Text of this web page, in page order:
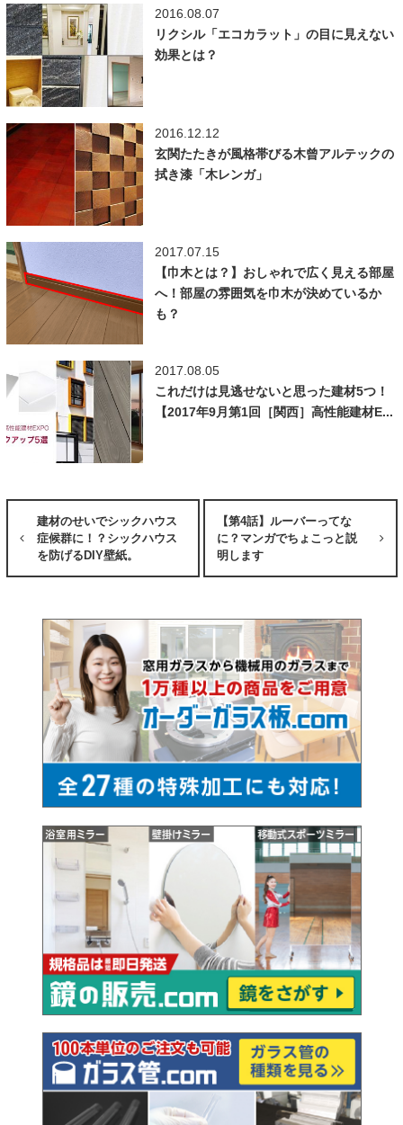
2016.08.07
リクシル「エコカラット」の目に見えない
効果とは？
2016.12.12
玄関たたきが風格帯びる木曾アルテックの
拭き漆「木レンガ」
2017.07.15
【巾木とは？】おしゃれで広く見える部屋
へ！部屋の雰囲気を巾木が決めているか
も？
2017.08.05
これだけは見逃せないと思った建材5つ！
【2017年9月第1回［関西］高性能建材E...
建材のせいでシックハウス
症候群に！？シックハウス
を防げるDIY壁紙。
【第4話】ルーバーってな
に？マンガでちょこっと説
明します